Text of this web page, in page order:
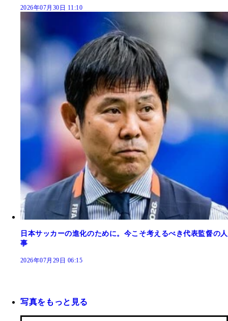
2026年07月30日 11:10
日本サッカーの進化のために。今こそ考えるべき代表監督の人
事
2026年07月29日 06:15
写真をもっと見る